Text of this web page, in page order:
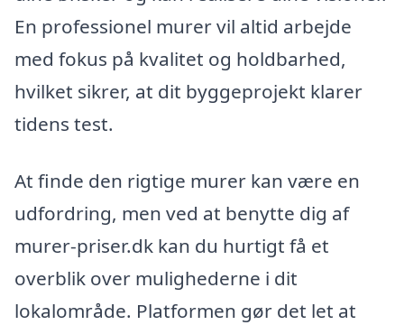
En professionel murer vil altid arbejde
med fokus på kvalitet og holdbarhed,
hvilket sikrer, at dit byggeprojekt klarer
tidens test.
At finde den rigtige murer kan være en
udfordring, men ved at benytte dig af
murer-priser.dk kan du hurtigt få et
overblik over mulighederne i dit
lokalområde. Platformen gør det let at